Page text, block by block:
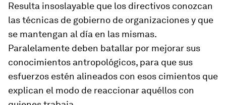
Resulta insoslayable que los directivos conozcan
las técnicas de gobierno de organizaciones y que
se mantengan al día en las mismas.
Paralelamente deben batallar por mejorar sus
conocimientos antropológicos, para que sus
esfuerzos estén alineados con esos cimientos que
explican el modo de reaccionar aquéllos con